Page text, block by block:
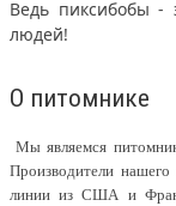
Ведь пиксибобы -
людей!
О питомнике
Мы являемся
Производители
линии из США и